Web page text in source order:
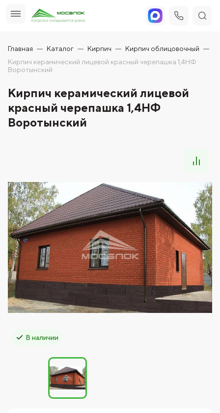
Главная Каталог Кирпич
Кирпич облицовочный
Кирпич керамический лицевой красный черепашка 1,4НФ
Воротынский
Кирпич керамический лицевой
красный черепашка 1,4НФ
Воротынский
В наличии